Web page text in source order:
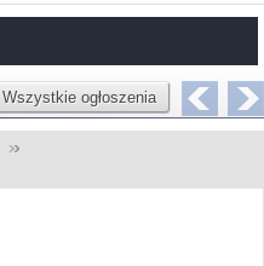
Wszystkie ogłoszenia